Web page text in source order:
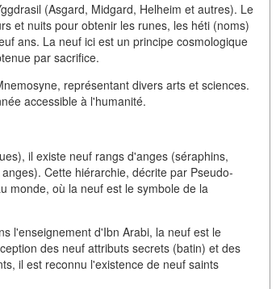
(Asgard, Midgard, Helheim et autres). Le
et nuits pour obtenir les runes, les héti (noms)
ans. La neuf ici est un principe cosmologique
par sacrifice.
représentant divers arts et sciences.
accessible à l'humanité.
il existe neuf rangs d'anges (séraphins,
Cette hiérarchie, décrite par Pseudo-
monde, où la neuf est le symbole de la
l'enseignement d'Ibn Arabi, la neuf est le
des neuf attributs secrets (batin) et des
il est reconnu l'existence de neuf saints